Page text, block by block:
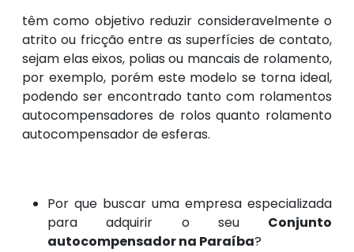
têm como objetivo reduzir consideravelmente o
atrito ou fricção entre as superfícies de contato,
sejam elas eixos, polias ou mancais de rolamento,
por exemplo, porém este modelo se torna ideal,
podendo ser encontrado tanto com rolamentos
autocompensadores de rolos quanto rolamento
autocompensador de esferas.
Por que buscar uma empresa especializada
para adquirir o seu Conjunto
autocompensador na Paraíba?